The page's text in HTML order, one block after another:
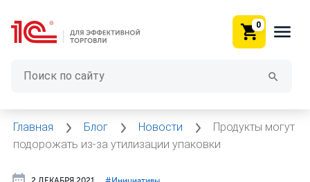
0
Главная Блог Новости
Продукты могут
подорожать из-за утилизации упаковки